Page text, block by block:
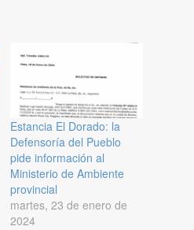
Estancia El Dorado: la
Defensoría del Pueblo
pide información al
Ministerio de Ambiente
provincial
martes, 23 de enero de
2024